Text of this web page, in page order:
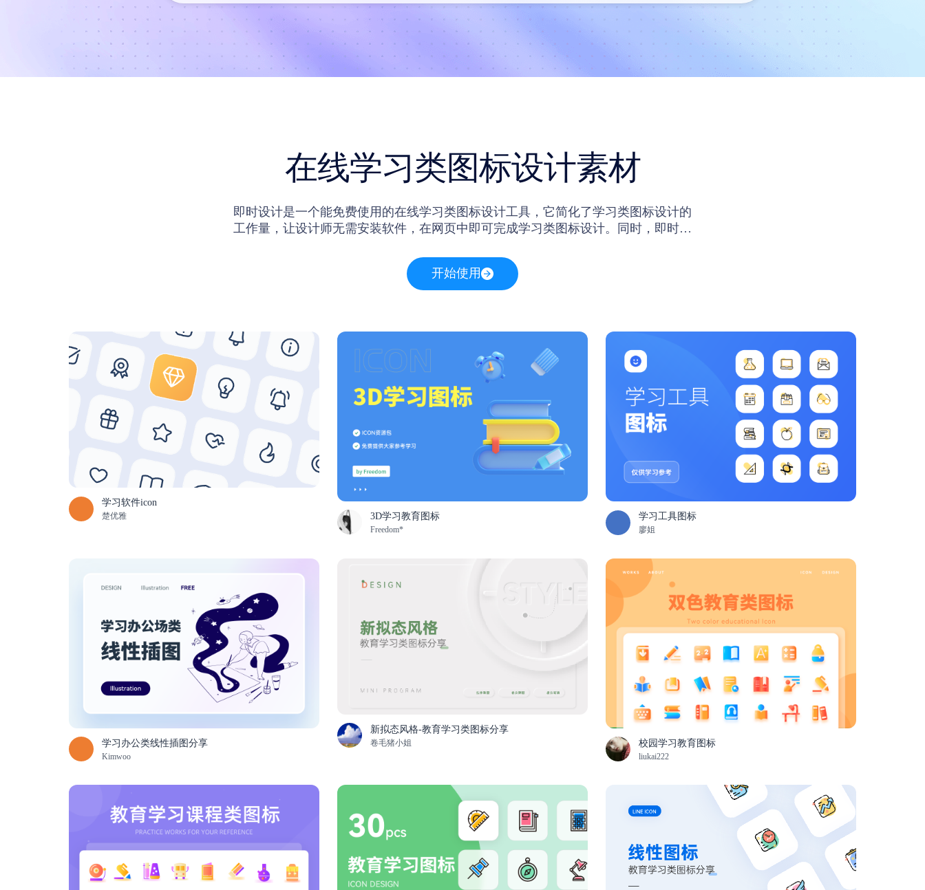
在线学习类图标设计素材
即时设计是一个能免费使用的在线学习类图标设计工具，它简化了学习类图标设计的
工作量，让设计师无需安装软件，在网页中即可完成学习类图标设计。同时，即时设
站内免费使用。
开始使用
学习软件icon
楚优雅 3D学习教育图标
Freedom*
学习工具图标
廖姐
学习办公类线性插图分享
Kimwoo
新拟态风格-教育学习类图标分享
卷毛猪小姐 校园学习教育图标
liukai222